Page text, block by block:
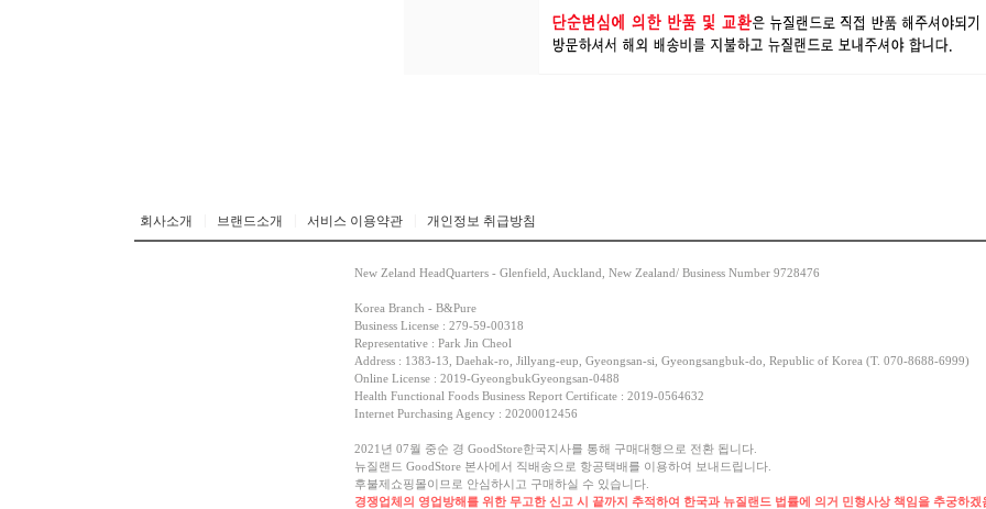
회사소개 브랜드소개 서비스 이용약관 개인정보 취급방침
New Zeland HeadQuarters - Glenfield, Auckland, New Zealand/ Business Number 9728476
Korea Branch - B&Pure
Business License : 279-59-00318
Representative : Park Jin Cheol
Address : 1383-13, Daehak-ro, Jillyang-eup, Gyeongsan-si, Gyeongsangbuk-do, Republic of Korea (T. 070-8688-6999)
Online License : 2019-GyeongbukGyeongsan-0488
Health Functional Foods Business Report Certificate : 2019-0564632
Internet Purchasing Agency : 20200012456
2021년 07월 중순 경 GoodStore한국지사를 통해 구매대행으로 전환 됩니다.
뉴질랜드 GoodStore 본사에서 직배송으로 항공택배를 이용하여 보내드립니다.
후불제쇼핑몰이므로 안심하시고 구매하실 수 있습니다.
경쟁업체의 영업방해를 위한 무고한 신고 시 끝까지 추적하여 한국과 뉴질랜드 법률에 의거 민형사상 책임을 추궁하겠